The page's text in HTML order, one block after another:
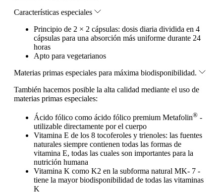
Características especiales
Principio de 2 × 2 cápsulas: dosis diaria dividida en 4
cápsulas para una absorción más uniforme durante 24
horas
Apto para vegetarianos
Materias primas especiales para máxima biodisponibilidad.
También hacemos posible la alta calidad mediante el uso de
materias primas especiales:
Ácido fólico como ácido fólico premium Metafolin® -
utilizable directamente por el cuerpo
Vitamina E de los 8 tocoferoles y trienoles: las fuentes
naturales siempre contienen todas las formas de
vitamina E, todas las cuales son importantes para la
nutrición humana
Vitamina K como K2 en la subforma natural MK- 7 -
tiene la mayor biodisponibilidad de todas las vitaminas
K